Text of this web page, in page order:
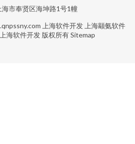
海市奉贤区海坤路1号1幢
上海软件开发 上海颛氨软件
上海软件开发 版权所有Sitemap